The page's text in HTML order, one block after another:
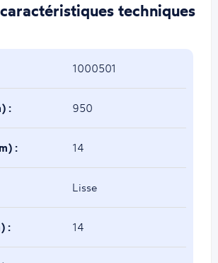
techniques
1000501
: 950
: 14
Lisse
: 14